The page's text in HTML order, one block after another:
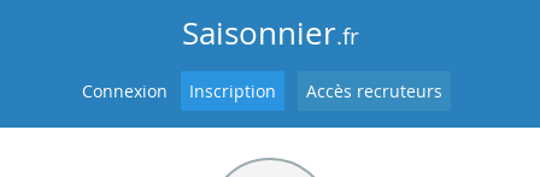
Saisonnier.fr
Connexion Inscription Accès recruteurs